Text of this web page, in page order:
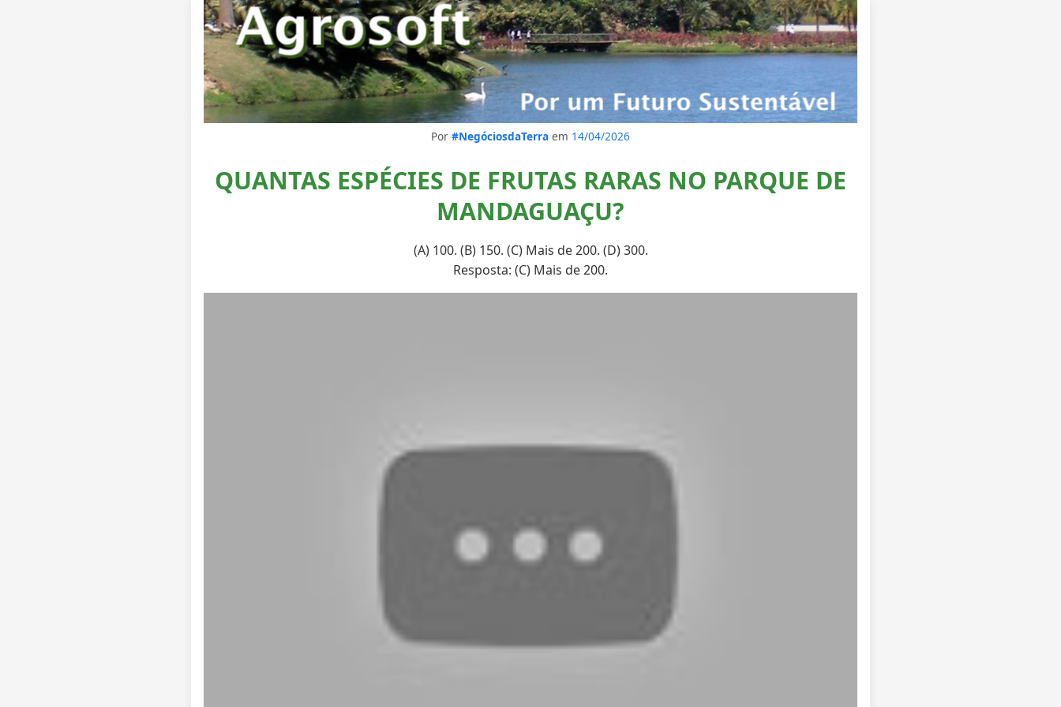
Por #NegóciosdaTerra em 14/04/2026
QUANTAS ESPÉCIES DE FRUTAS RARAS NO PARQUE DE
MANDAGUAÇU?
(A) 100. (B) 150. (C) Mais de 200. (D) 300.
Resposta: (C) Mais de 200.